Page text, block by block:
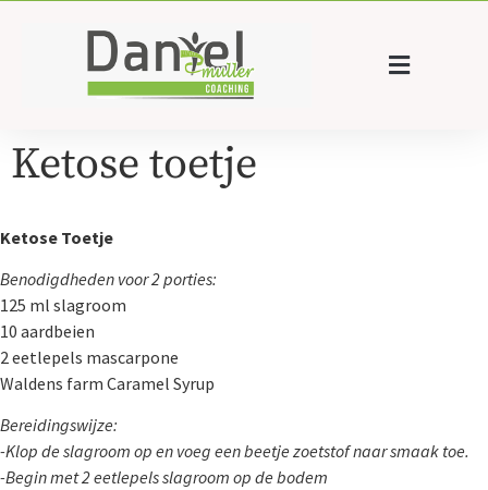
Ketose toetje
Ketose Toetje
Benodigdheden voor 2 porties:
125 ml slagroom
10 aardbeien
2 eetlepels mascarpone
Waldens farm Caramel Syrup
Bereidingswijze:
-Klop de slagroom op en voeg een beetje zoetstof naar smaak toe.
-Begin met 2 eetlepels slagroom op de bodem